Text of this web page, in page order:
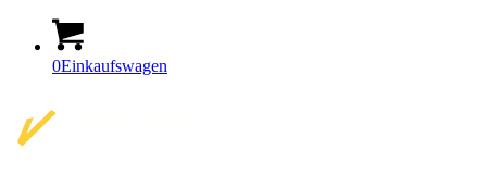
0Einkaufswagen